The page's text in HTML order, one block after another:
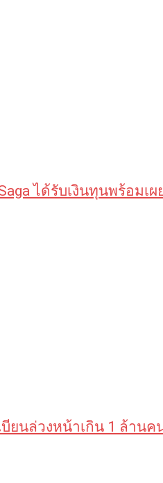
ได้รับเงินทุนพร้อมเ
บียนล่วงหน้าเกิน 1 ล้าน